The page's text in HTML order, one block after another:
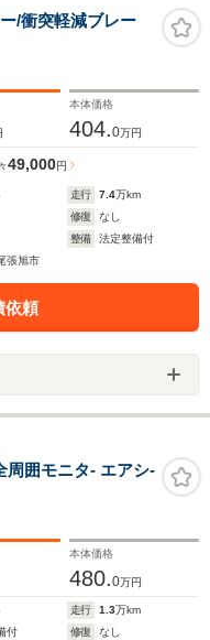
/衝突軽減ブレー
本体価格
404.0万円
49,000円
走行 7.4万km
修復
なし
整備
法定整備付
張旭市
依頼
囲モニタ- エアシ-
本体価格
480.0万円
走行 1.3万km
付 修復
なし